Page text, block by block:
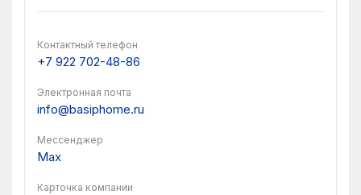
Контактный телефон
+7 922 702-48-86
Электронная почта
info@basiphome.ru
Мессенджер
Max
Карточка компании